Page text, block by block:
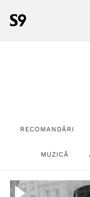
RECOMANDĂRI
MUZICĂ